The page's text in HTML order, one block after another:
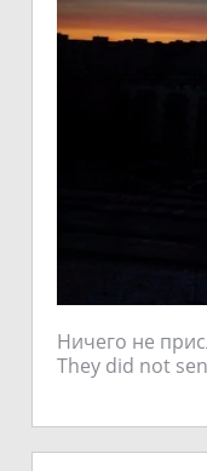
Ничего не
They did not